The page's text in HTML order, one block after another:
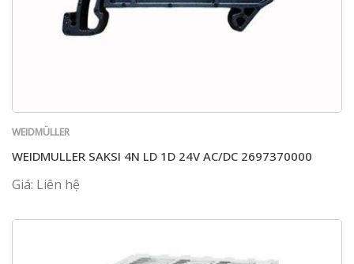
WEIDMÜLLER
WEIDMULLER SAKSI 4N LD 1D 24V AC/DC 2697370000
Giá: Liên hệ